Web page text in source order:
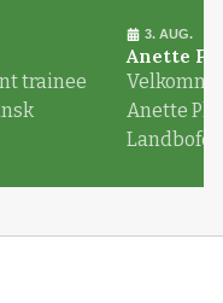
trainee
3. AUG.
Anette
Anette